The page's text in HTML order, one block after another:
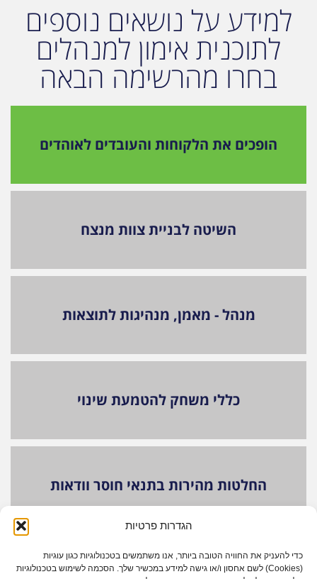
הגדרות פרטיות
כדי להעניק את החוויה הטובה ביותר, אנו משתמשים בטכנולוגיות כגון עוגיות
(Cookies) לשם אחסון ו/או גישה למידע במכשיר שלך. הסכמה לשימוש בטכנולוגיות
למידע על נושאים נוספים
לתוכנית אימון למנהלים
בחרו מהרשימה הבאה
הופכים את הלקוחות והעובדים לאוהדים
השיטה לבניית צוות מנצח
מנהל - מאמן, מנהיגות לתוצאות
כללי משחק להטמעת שינוי
החלטות מהירות בתנאי חוסר וודאות
ניהול מחוץ לקופסא